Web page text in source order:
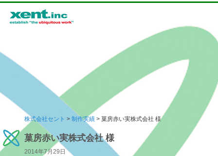
メインメニュー
メインコンテンツへ移動
サブコンテンツへ移動
株式会社セント > 制作実績 > 菓房赤い実株式会社 様
菓房赤い実株式会社 様
2014年7月29日